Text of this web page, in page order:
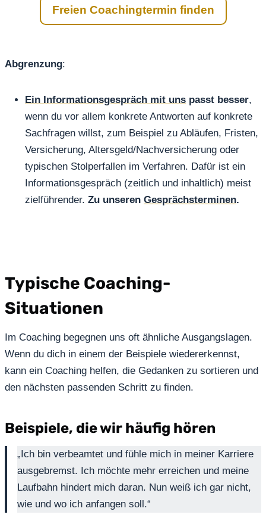
Freien Coachingtermin finden
Abgrenzung:
Ein Informationsgespräch mit uns passt besser,
wenn du vor allem konkrete Antworten auf konkrete
Sachfragen willst, zum Beispiel zu Abläufen, Fristen,
Versicherung, Altersgeld/Nachversicherung oder
typischen Stolperfallen im Verfahren. Dafür ist ein
Informationsgespräch (zeitlich und inhaltlich) meist
zielführender. Zu unseren Gesprächsterminen.
Typische Coaching-
Situationen
Im Coaching begegnen uns oft ähnliche Ausgangslagen.
Wenn du dich in einem der Beispiele wiedererkennst,
kann ein Coaching helfen, die Gedanken zu sortieren und
den nächsten passenden Schritt zu finden.
Beispiele, die wir häufig hören
„Ich bin verbeamtet und fühle mich in meiner Karriere
ausgebremst. Ich möchte mehr erreichen und meine
Laufbahn hindert mich daran. Nun weiß ich gar nicht,
wie und wo ich anfangen soll.“